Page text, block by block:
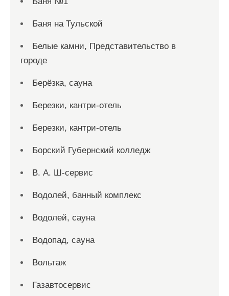
Баня на Тульской
Белые камни, Представительство в
городе
Берёзка, сауна
Березки, кантри-отель
Березки, кантри-отель
Борский Губернский колледж
В. А. Ш-сервис
Водолей, банный комплекс
Водолей, сауна
Водопад, сауна
Вольтаж
Газавтосервис